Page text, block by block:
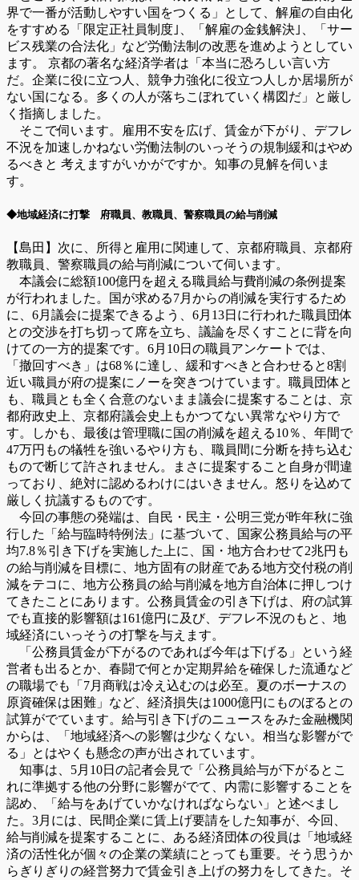
界で一番が活動しやすい国をつくる」として、解雇の自由化
をすすめる「限定正社員制度｣、「解雇の金銭解決｣、「サー
ビス残業の合法化」など労働法制の改悪を進めようとしてい
ます。 京都の著名な経済学者は「本当に恐ろしい言い方
だ。企業に役に立つ人、競争力強化に役立つ人しか居場所が
ない国になる。多くの人が落ちこぼれていく構図だ」と厳し
く指摘しました。
そこで伺います。雇用不安を広げ、賃金が下がり、デフレ
不況を加速しかねない労働法制のいっそうの規制緩和はやめ
るべきと 考えますがいかがですか。知事の見解を伺いま
す。
◆地域経済に打撃 府職員、教職員、警察職員の給与削減
【島田】次に、所得と雇用に関連して、京都府職員、京都府
教職員、警察職員の給与削減について伺います。
本議会に総額100億円を超える職員給与費削減の条例提案
が行われました。国が求める7月からの削減を実行するため
に、6月議会に提案できるよう、6月13日に行われた職員団体
との交渉を打ち切って席を立ち、議論を尽くすことに背を向
けての一方的提案です。6月10日の職員アンケートでは、
「撤回すべき」は68％に達し、緩和すべきと合わせると8割
近い職員が府の提案にノーを突きつけています。職員団体と
も、職員とも全く合意のないまま議会に提案することは、京
都府政史上、京都府議会史上もかつてない異常なやり方で
す。しかも、最後は管理職に国の削減を超える10％、年間で
47万円もの犠牲を強いるやり方も、職員間に分断を持ち込む
もので断じて許されません。まさに提案すること自身が間違
っており、絶対に認めるわけにはいきません。怒りを込めて
厳しく抗議するものです。
今回の事態の発端は、自民・民主・公明三党が昨年秋に強
行した「給与臨時特例法」に基づいて、国家公務員給与の平
均7.8％引き下げを実施した上に、国・地方合わせて2兆円も
の給与削減を目標に、地方固有の財産である地方交付税の削
減をテコに、地方公務員の給与削減を地方自治体に押しつけ
てきたことにあります。公務員賃金の引き下げは、府の試算
でも直接的影響額は161億円に及び、デフレ不況のもと、地
域経済にいっそうの打撃を与えます。
「公務員賃金が下がるのであれば今年は下げる」という経
営者も出るとか、春闘で何とか定期昇給を確保した流通など
の職場でも「7月商戦は冷え込むのは必至。夏のボーナスの
原資確保は困難」など、経済損失は1000億円にものぼるとの
試算がでています。給与引き下げのニュースをみた金融機関
からは、「地域経済への影響は少なくない。相当な影響がで
る」とはやくも懸念の声が出されています。
知事は、5月10日の記者会見で「公務員給与が下がるとこ
れに準拠する他の分野に影響がでて、内需に影響することを
認め、「給与をあげていかなければならない」と述べまし
た。3月には、民間企業に賃上げ要請をした知事が、今回、
給与削減を提案することに、ある経済団体の役員は「地域経
済の活性化が個々の企業の業績にとっても重要。そう思うか
らぎりぎりの経営努力で賃金引き上げの努力をしてきた。そ